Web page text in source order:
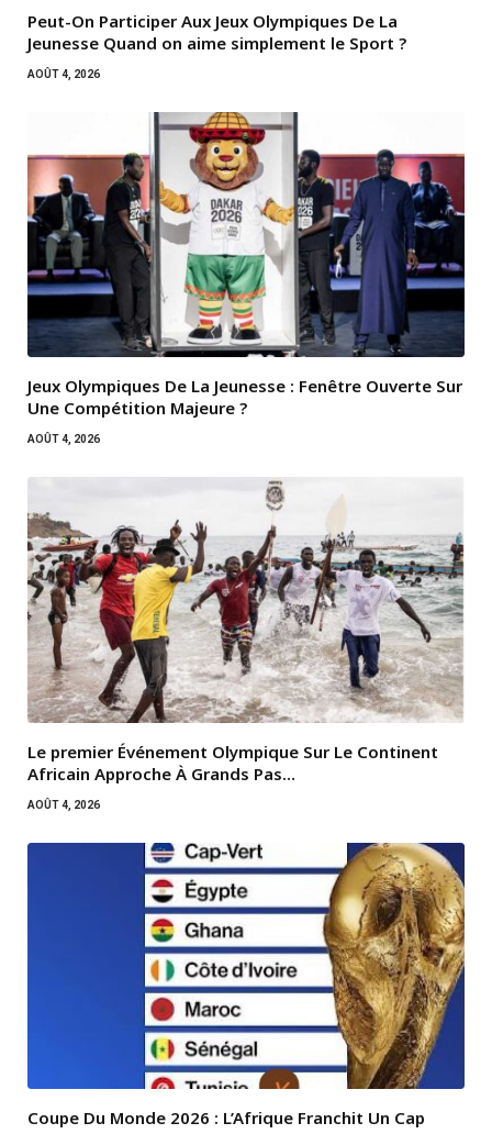
Peut-On Participer Aux Jeux Olympiques De La
Jeunesse Quand on aime simplement le Sport ?
AOÛT 4, 2026
Jeux Olympiques De La Jeunesse : Fenêtre Ouverte Sur
Une Compétition Majeure ?
AOÛT 4, 2026
Le premier Événement Olympique Sur Le Continent
Africain Approche À Grands Pas…
AOÛT 4, 2026
Coupe Du Monde 2026 : L’Afrique Franchit Un Cap